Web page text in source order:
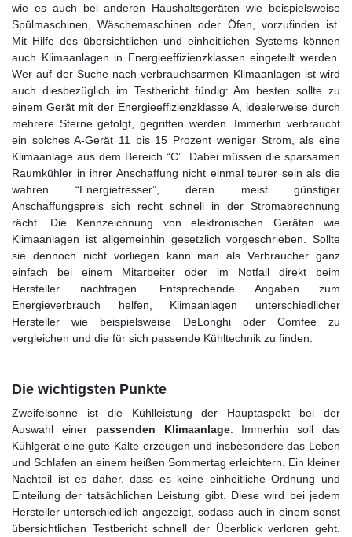
wie es auch bei anderen Haushaltsgeräten wie beispielsweise
Spülmaschinen, Wäschemaschinen oder Öfen, vorzufinden ist.
Mit Hilfe des übersichtlichen und einheitlichen Systems können
auch Klimaanlagen in Energieeffizienzklassen eingeteilt werden.
Wer auf der Suche nach verbrauchsarmen Klimaanlagen ist wird
auch diesbezüglich im Testbericht fündig: Am besten sollte zu
einem Gerät mit der Energieeffizienzklasse A, idealerweise durch
mehrere Sterne gefolgt, gegriffen werden. Immerhin verbraucht
ein solches A-Gerät 11 bis 15 Prozent weniger Strom, als eine
Klimaanlage aus dem Bereich “C”. Dabei müssen die sparsamen
Raumkühler in ihrer Anschaffung nicht einmal teurer sein als die
wahren “Energiefresser”, deren meist günstiger
Anschaffungspreis sich recht schnell in der Stromabrechnung
rächt. Die Kennzeichnung von elektronischen Geräten wie
Klimaanlagen ist allgemeinhin gesetzlich vorgeschrieben. Sollte
sie dennoch nicht vorliegen kann man als Verbraucher ganz
einfach bei einem Mitarbeiter oder im Notfall direkt beim
Hersteller nachfragen. Entsprechende Angaben zum
Energieverbrauch helfen, Klimaanlagen unterschiedlicher
Hersteller wie beispielsweise DeLonghi oder Comfee zu
vergleichen und die für sich passende Kühltechnik zu finden.
Die wichtigsten Punkte
Zweifelsohne ist die Kühlleistung der Hauptaspekt bei der
Auswahl einer passenden Klimaanlage. Immerhin soll das
Kühlgerät eine gute Kälte erzeugen und insbesondere das Leben
und Schlafen an einem heißen Sommertag erleichtern. Ein kleiner
Nachteil ist es daher, dass es keine einheitliche Ordnung und
Einteilung der tatsächlichen Leistung gibt. Diese wird bei jedem
Hersteller unterschiedlich angezeigt, sodass auch in einem sonst
übersichtlichen Testbericht schnell der Überblick verloren geht.